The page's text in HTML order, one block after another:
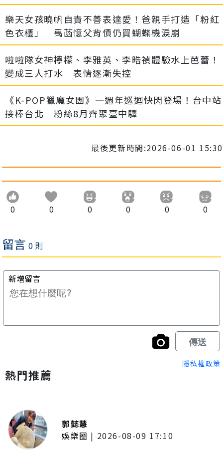
樂天女孩曉帆自責不善表達愛！爸親手打造「粉紅
色衣櫃」 禹菡憶父背債仍買蝴蝶機淚崩
啦啦隊女神檸檬、李雅英、李晧禎體驗水上芭蕾！
變成三人打水 表情逐漸失控
《K-POP獵魔女團》一週年巡迴快閃登場！台中站
接棒台北 粉絲8月齊聚臺中驛
最後更新時間:2026-06-01 15:30
0 0 0 0 0 0
隱私權政策
熱門推薦
郭懿慧
娛樂圈 | 2026-08-09 17:10